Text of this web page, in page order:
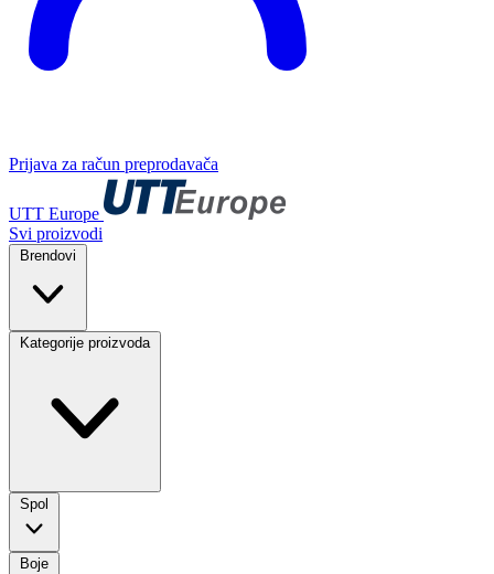
Prijava za račun preprodavača
UTT Europe
Svi proizvodi
Brendovi
Kategorije proizvoda
Spol
Boje